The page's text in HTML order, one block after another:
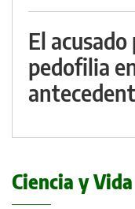
El
pedofilia
Ciencia y Vida